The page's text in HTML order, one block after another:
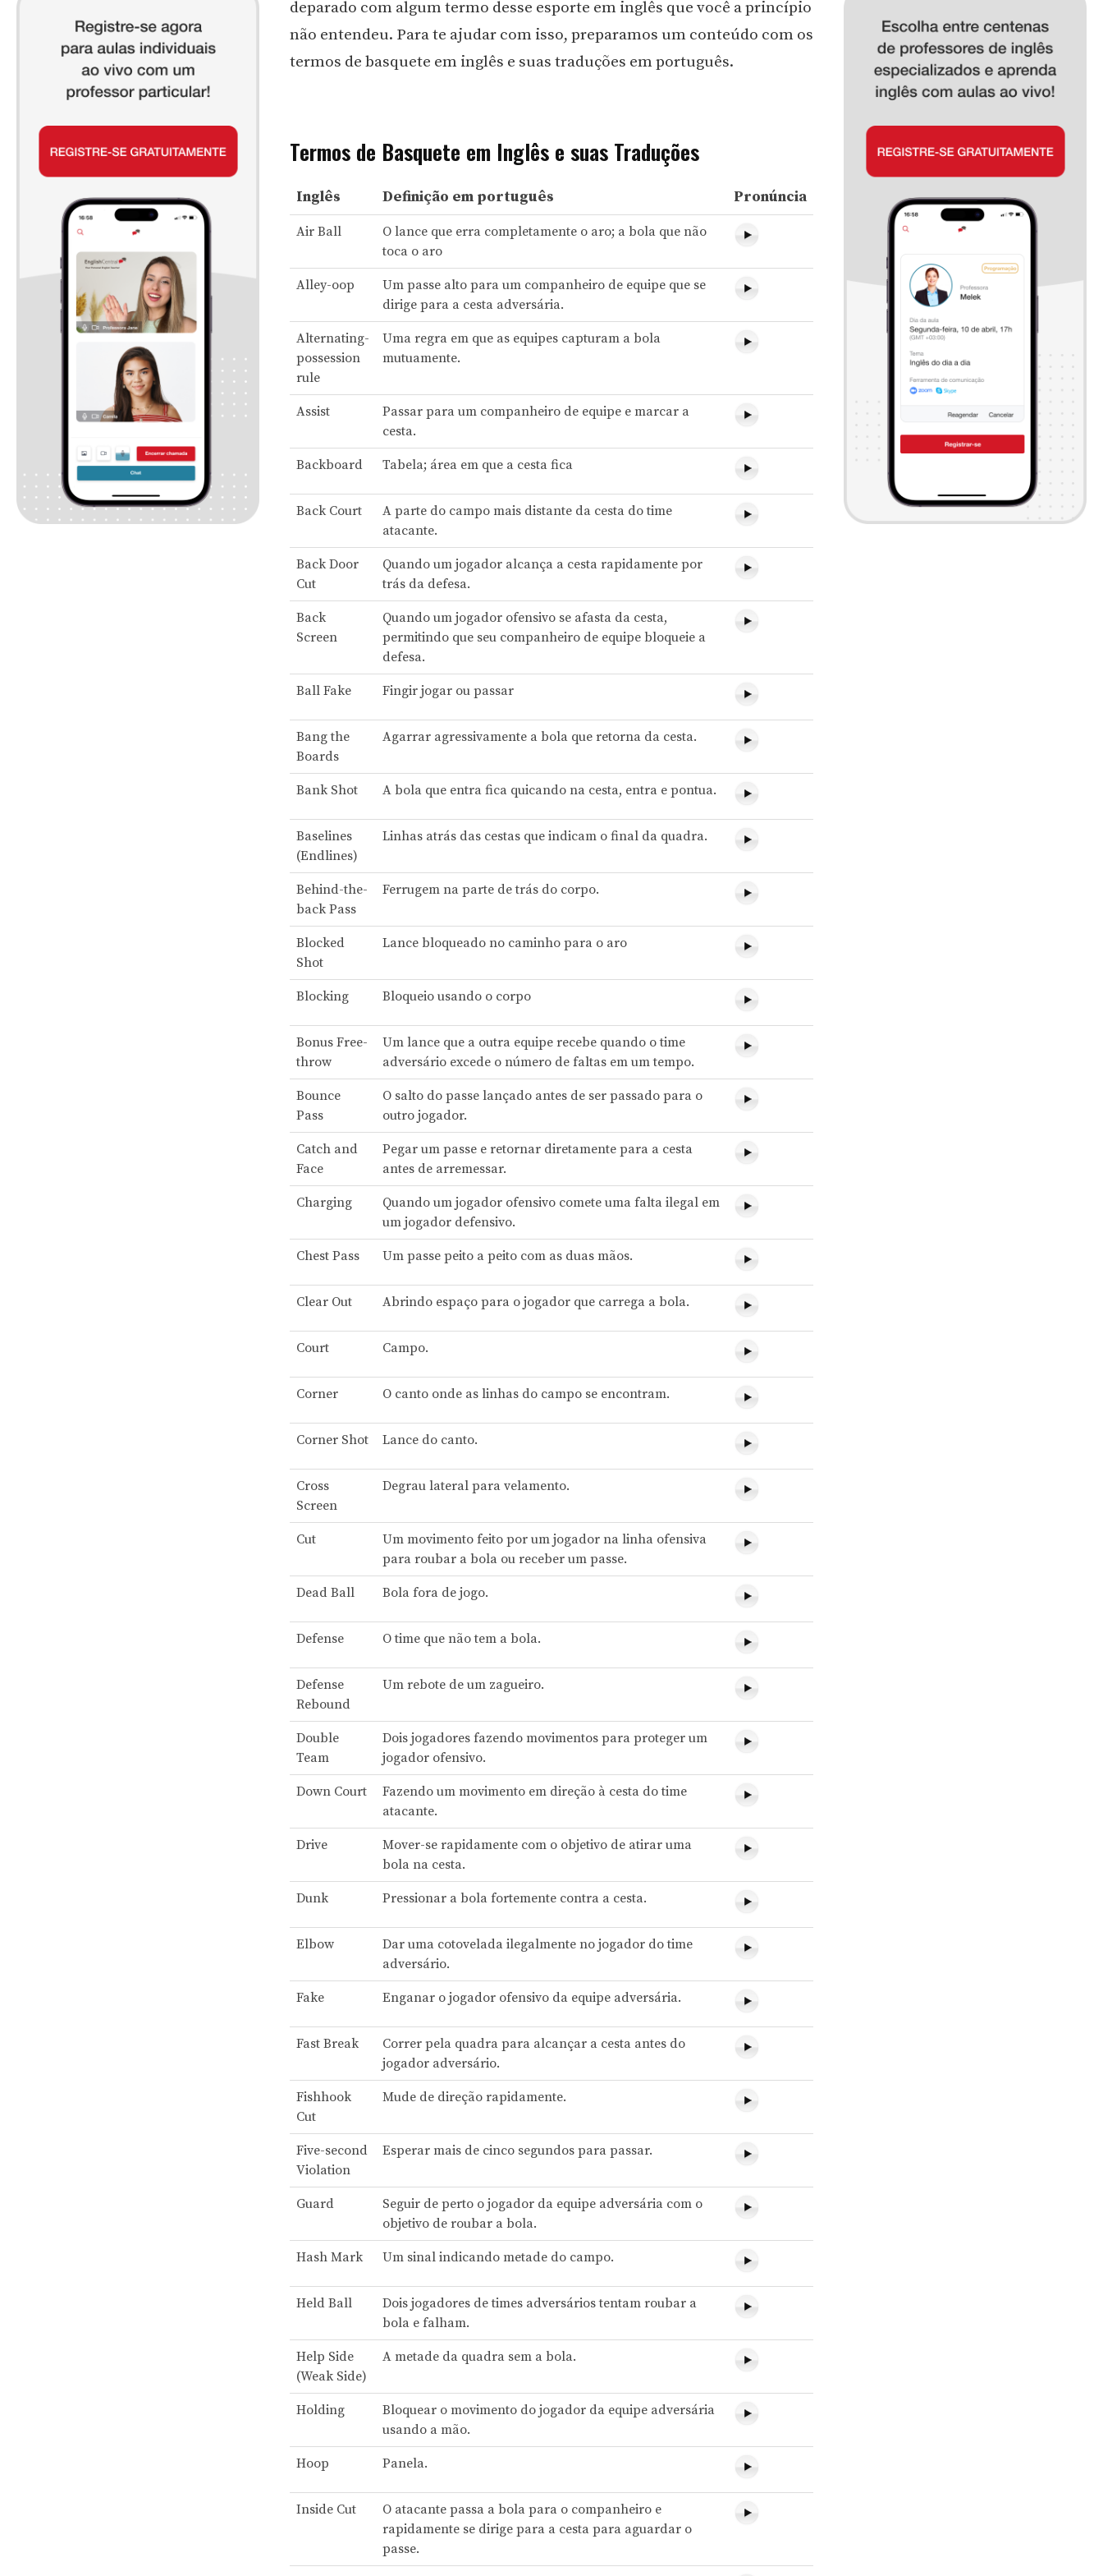
deparado com algum termo desse esporte em inglês que você a princípio
não entendeu. Para te ajudar com isso, preparamos um conteúdo com os
termos de basquete em inglês e suas traduções em português.
Termos de Basquete em Inglês e suas Traduções
Inglês Definição em português Pronúncia
Air Ball
O lance que erra completamente o aro; a bola que não
toca o aro
Alley-oop
Um passe alto para um companheiro de equipe que se
dirige para a cesta adversária.
Alternating-
possession
rule
Uma regra em que as equipes capturam a bola
mutuamente.
Assist
Passar para um companheiro de equipe e marcar a
cesta.
Backboard Tabela; área em que a cesta fica
Back Court
A parte do campo mais distante da cesta do time
atacante.
Back Door
Cut
Quando um jogador alcança a cesta rapidamente por
trás da defesa.
Back
Screen
Quando um jogador ofensivo se afasta da cesta,
permitindo que seu companheiro de equipe bloqueie a
defesa.
Ball Fake Fingir jogar ou passar
Bang the
Boards
Agarrar agressivamente a bola que retorna da cesta.
Bank Shot A bola que entra fica quicando na cesta, entra e pontua.
Baselines
(Endlines)
Linhas atrás das cestas que indicam o final da quadra.
Behind-the-
back Pass
Ferrugem na parte de trás do corpo.
Blocked
Shot
Lance bloqueado no caminho para o aro
Blocking Bloqueio usando o corpo
Bonus Free-
throw
Um lance que a outra equipe recebe quando o time
adversário excede o número de faltas em um tempo.
Bounce
Pass
O salto do passe lançado antes de ser passado para o
outro jogador.
Catch and
Face
Pegar um passe e retornar diretamente para a cesta
antes de arremessar.
Charging
Quando um jogador ofensivo comete uma falta ilegal em
um jogador defensivo.
Chest Pass Um passe peito a peito com as duas mãos.
Clear Out Abrindo espaço para o jogador que carrega a bola.
Court Campo.
Corner O canto onde as linhas do campo se encontram.
Corner Shot Lance do canto.
Cross
Screen
Degrau lateral para velamento.
Cut
Um movimento feito por um jogador na linha ofensiva
para roubar a bola ou receber um passe.
Dead Ball Bola fora de jogo.
Defense O time que não tem a bola.
Defense
Rebound
Um rebote de um zagueiro.
Double
Team
Dois jogadores fazendo movimentos para proteger um
jogador ofensivo.
Down Court
Fazendo um movimento em direção à cesta do time
atacante.
Drive
Mover-se rapidamente com o objetivo de atirar uma
bola na cesta.
Dunk Pressionar a bola fortemente contra a cesta.
Elbow
Dar uma cotovelada ilegalmente no jogador do time
adversário.
Fake Enganar o jogador ofensivo da equipe adversária.
Fast Break
Correr pela quadra para alcançar a cesta antes do
jogador adversário.
Fishhook
Cut
Mude de direção rapidamente.
Five-second
Violation
Esperar mais de cinco segundos para passar.
Guard
Seguir de perto o jogador da equipe adversária com o
objetivo de roubar a bola.
Hash Mark Um sinal indicando metade do campo.
Held Ball
Dois jogadores de times adversários tentam roubar a
bola e falham.
Help Side
(Weak Side)
A metade da quadra sem a bola.
Holding
Bloquear o movimento do jogador da equipe adversária
usando a mão.
Hoop Panela.
Inside Cut
O atacante passa a bola para o companheiro e
rapidamente se dirige para a cesta para aguardar o
passe.